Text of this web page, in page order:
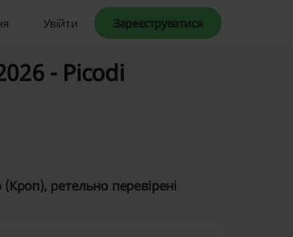
Увійти Зареєструватися
- Picodi
ретельно перевірені